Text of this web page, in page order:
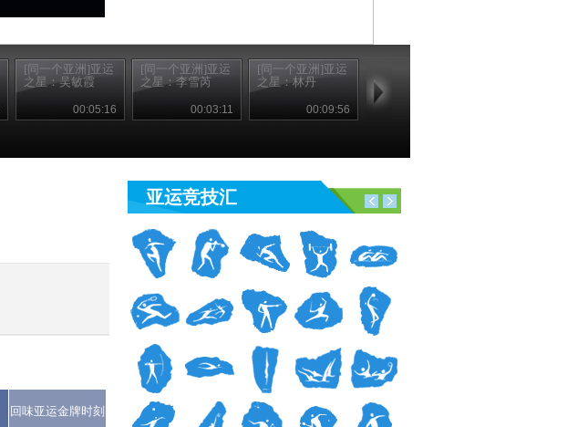
[同一个亚洲]亚运
之星：吴敏霞
00:05:16
[同一个亚洲]亚运
之星：李雪芮
00:03:11
[同一个亚洲]亚运
之星：林丹
00:09:56
回味亚运金牌时刻
亚运竞技汇